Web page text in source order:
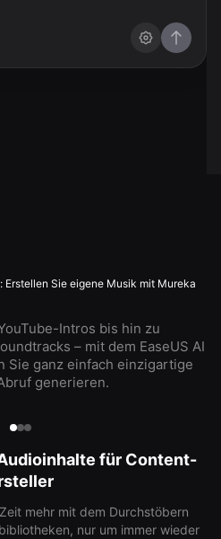
Erstellen Sie eigene Musik mit Mureka
Intros bis hin zu
– mit dem EaseUS AI
Sie ganz einfach einzigartige
generieren.
für Content-
mehr mit dem Durchstöbern
nur um immer wieder